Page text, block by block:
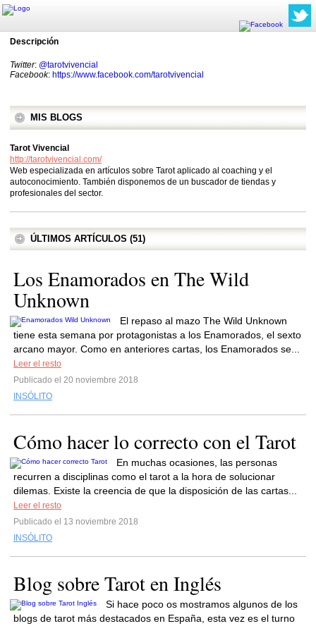
Descripción
Twitter: @tarotvivencial
Facebook: https://www.facebook.com/tarotvivencial
MIS BLOGS
Tarot Vivencial
http://tarotvivencial.com/
Web especializada en artículos sobre Tarot aplicado al coaching y el
autoconocimiento. También disponemos de un buscador de tiendas y
profesionales del sector.
ÚLTIMOS ARTÍCULOS (51)
Los Enamorados en The Wild
Unknown
El repaso al mazo The Wild Unknown
tiene esta semana por protagonistas a los Enamorados, el sexto
arcano mayor. Como en anteriores cartas, los Enamorados se...
Leer el resto
Publicado el 20 noviembre 2018
INSÓLITO
Cómo hacer lo correcto con el Tarot
En muchas ocasiones, las personas
recurren a disciplinas como el tarot a la hora de solucionar
dilemas. Existe la creencia de que la disposición de las cartas...
Leer el resto
Publicado el 13 noviembre 2018
INSÓLITO
Blog sobre Tarot en Inglés
Si hace poco os mostramos algunos de los
blogs de tarot más destacados en España, esta vez es el turno